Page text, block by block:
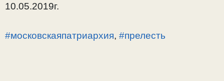
10.05.2019г.
#московскаяпатриархия, #прелесть